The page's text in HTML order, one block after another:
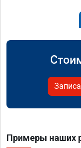
Примеры наших